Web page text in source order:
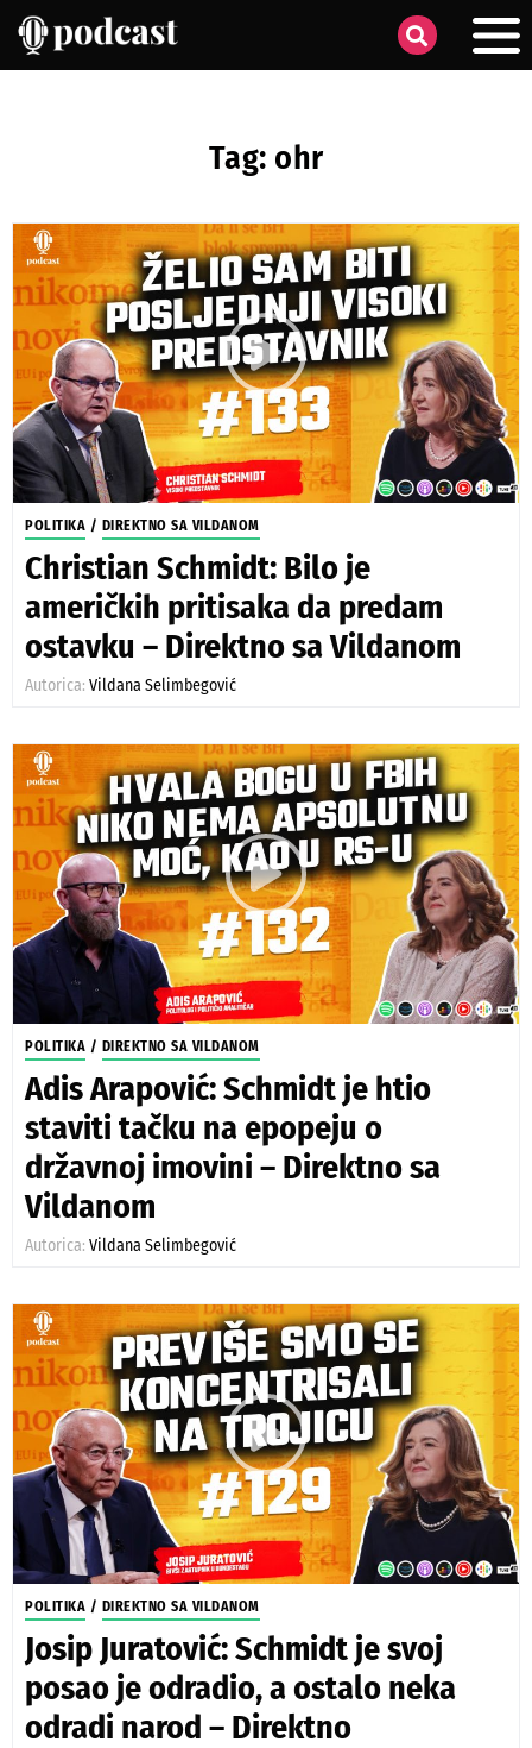
Tag: ohr
POLITIKA / DIREKTNO SA VILDANOM
Christian Schmidt: Bilo je
američkih pritisaka da predam
ostavku – Direktno sa Vildanom
Autorica: Vildana Selimbegović
POLITIKA / DIREKTNO SA VILDANOM
Adis Arapović: Schmidt je htio
staviti tačku na epopeju o
državnoj imovini – Direktno sa
Vildanom
Autorica: Vildana Selimbegović
POLITIKA / DIREKTNO SA VILDANOM
Josip Juratović: Schmidt je svoj
posao je odradio, a ostalo neka
odradi narod – Direktno